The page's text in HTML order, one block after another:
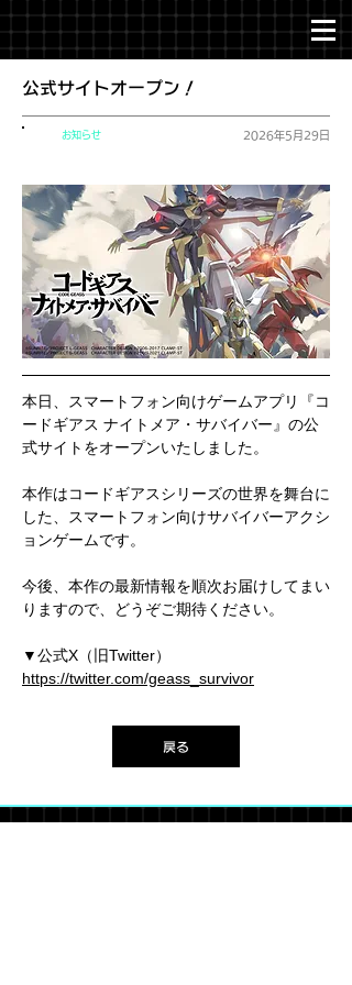
公式サイトオープン！
お知らせ 2026年5月29日
本日、スマートフォン向けゲームアプリ『コ
ードギアス ナイトメア・サバイバー 』の公
式サイトをオープンいたしました。
本作はコードギアスシリーズの世界を舞台に
した、スマートフォン向けサバイバーアクシ
ョンゲームです。
今後、本作の最新情報を順次お届けしてまい
りますので、どうぞご期待ください。
▼公式X（旧Twitter）
https://twitter.com/geass_survivor
戻る